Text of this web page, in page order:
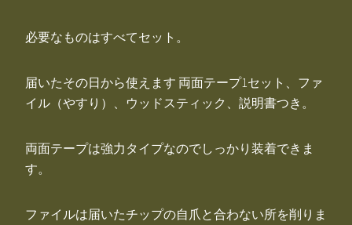
必要なものはすべてセット。
届いたその日から使えます 両面テープ1セット、ファ
イル（やすり）、ウッドスティック、説明書つき。
両面テープは強力タイプなのでしっかり装着できま
す。
ファイルは届いたチップの自爪と合わない所を削りま